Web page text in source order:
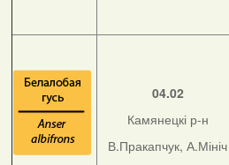
04.02
Камянецкі р-н
В.Пракапчук, А.Мініч